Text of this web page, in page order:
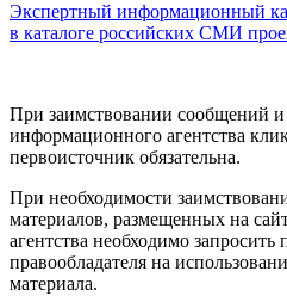
Экспертный информационный
в каталоге российских СМИ
При заимствовании сообщений и
информационного агентства
первоисточник обязательна.
При необходимости
материалов, размещенных на
агентства необходимо запросить
правообладателя на
материала.